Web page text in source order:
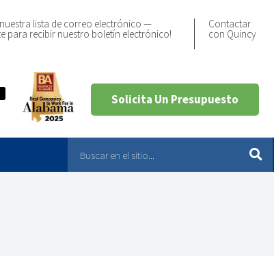
nuestra lista de correo electrónico —
para recibir nuestro boletín electrónico!
Contactar
con Quincy
Solicita Un Presupuesto